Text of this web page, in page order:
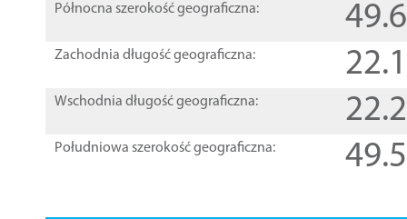
Północna szerokość geograficzna:
Zachodnia długość geograficzna:
Wschodnia długość geograficzna:
Południowa szerokość geograficzna: